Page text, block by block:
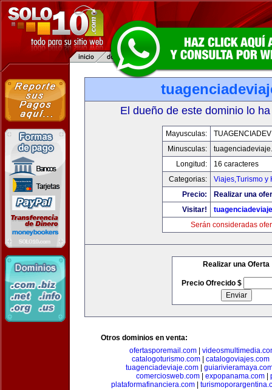
El dueño de este dominio lo
Mayusculas:
Minusculas:
Longitud:
16 caracteres
Categorias:
Viajes,Turismo y
Precio:
Realizar una
Visitar!
Serán consideradas
Realizar una Oferta
Precio Ofrecido $
Otros dominios en venta:
ofertasporemail.com
catalogoturismo.com
catalogoviajes.com
tuagenciadeviaje.com|
comerciosweb.com
expopanama.com
plataformafinanciera.com